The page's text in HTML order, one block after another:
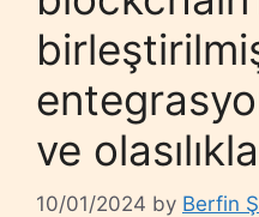
ve
10/01/2024 by Berfin